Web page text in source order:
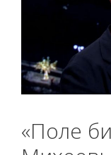
«Поле